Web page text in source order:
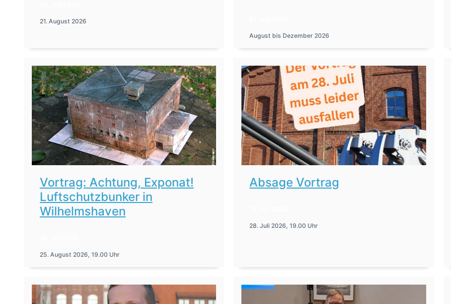
21. August 2026
August bis Dezember 2026
Vortrag: Achtung, Exponat!
Luftschutzbunker in
Wilhelmshaven
25. August 2026, 19.00 Uhr
Absage Vortrag
28. Juli 2026, 19.00 Uhr